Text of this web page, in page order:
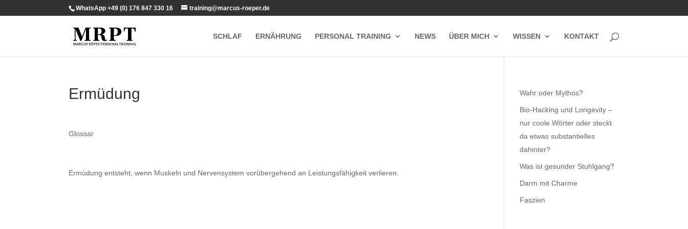
WhatsApp +49 (0) 176 847 330 16 training@marcus-roeper.de
SCHLAF ERNÄHRUNG PERSONAL TRAINING NEWS ÜBER MICH WISSEN KONTAKT
Ermüdung
Glossar
Ermüdung entsteht, wenn Muskeln und Nervensystem vorübergehend an Leistungsfähigkeit verlieren.
Wahr oder Mythos?
Bio-Hacking und Longevity –
nur coole Wörter oder steckt
da etwas substantielles
dahinter?
Was ist gesunder Stuhlgang?
Darm mit Charme
Faszien